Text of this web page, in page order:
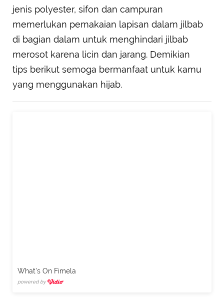
jenis polyester, sifon dan campuran
memerlukan pemakaian lapisan dalam jilbab
di bagian dalam untuk menghindari jilbab
merosot karena licin dan jarang. Demikian
tips berikut semoga bermanfaat untuk kamu
yang menggunakan hijab.
What's On Fimela
powered by